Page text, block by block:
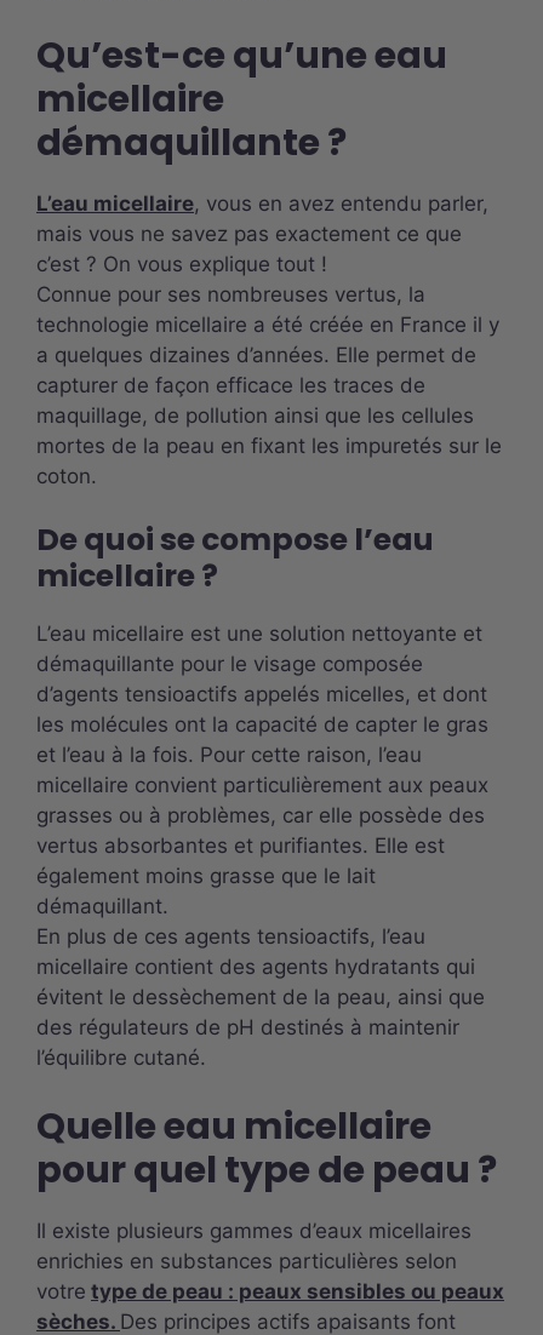
Qu’est-ce qu’une eau
micellaire
démaquillante ?
L’eau micellaire, vous en avez entendu parler,
mais vous ne savez pas exactement ce que
c’est ? On vous explique tout !
Connue pour ses nombreuses vertus, la
technologie micellaire a été créée en France il y
a quelques dizaines d’années. Elle permet de
capturer de façon efficace les traces de
maquillage, de pollution ainsi que les cellules
mortes de la peau en fixant les impuretés sur le
coton.
De quoi se compose l’eau
micellaire ?
L’eau micellaire est une solution nettoyante et
démaquillante pour le visage composée
d’agents tensioactifs appelés micelles, et dont
les molécules ont la capacité de capter le gras
et l’eau à la fois. Pour cette raison, l’eau
micellaire convient particulièrement aux peaux
grasses ou à problèmes, car elle possède des
vertus absorbantes et purifiantes. Elle est
également moins grasse que le lait
démaquillant.
En plus de ces agents tensioactifs, l’eau
micellaire contient des agents hydratants qui
évitent le dessèchement de la peau, ainsi que
des régulateurs de pH destinés à maintenir
l’équilibre cutané.
Quelle eau micellaire
pour quel type de peau ?
Il existe plusieurs gammes d’eaux micellaires
enrichies en substances particulières selon
votre type de peau : peaux sensibles ou peaux
sèches. Des principes actifs apaisants font